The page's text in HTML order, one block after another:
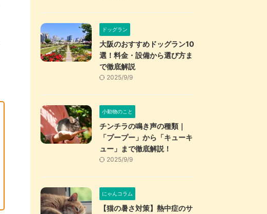
ドッグラン
大阪のおすすめドッグラン10
選！料金・設備から選び方ま
で徹底解説
2025/9/9
小動物のこと
チンチラの鳴き声の種類｜
「プープー」から「キューキ
ュー」まで徹底解説！
2025/9/9
にゃんコラム
【猫の暑さ対策】熱中症のサ